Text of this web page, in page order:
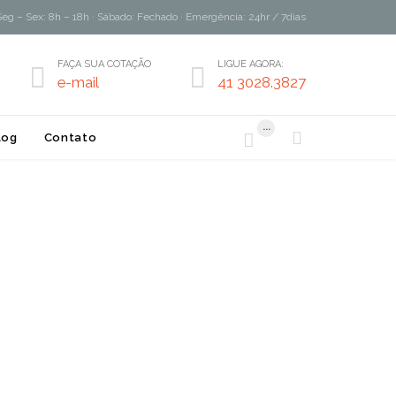
– Sex: 8h – 18h · Sábado: Fechado · Emergência: 24hr / 7dias
 FAÇA SUA COTAÇÃO
e-mail  LIGUE AGORA:
41 3028.3827
Contato 
...
